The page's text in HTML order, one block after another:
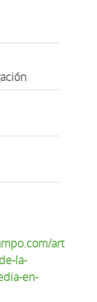
articulo/
la-
en-